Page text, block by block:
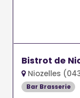
Bistrot de
Niozelles
Bar Brasserie